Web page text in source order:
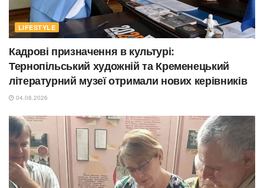
LIFESTYLE
Кадрові призначення в культурі:
Тернопільський художній та Кременецький
літературний музеї отримали нових керівників
04.08.2026